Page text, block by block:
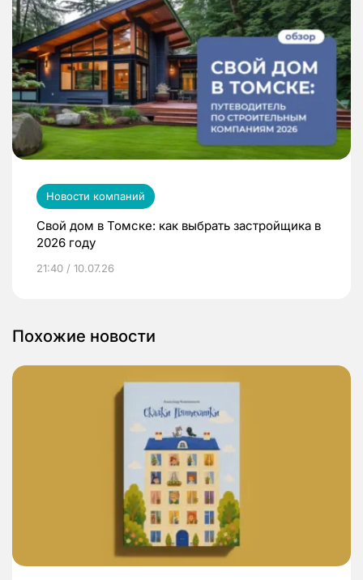
Новости компаний
Свой дом в Томске: как выбрать застройщика в
2026 году
21:40 / 10.07.26
Похожие новости